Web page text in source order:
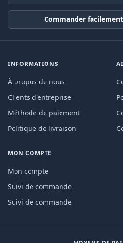
Commander
INFORMATIONS
À propos de nous
Clients d'entreprise
Méthode de paiement
Politique de livraison
MON COMPTE
Mon compte
Suivi de commande
Suivi de commande